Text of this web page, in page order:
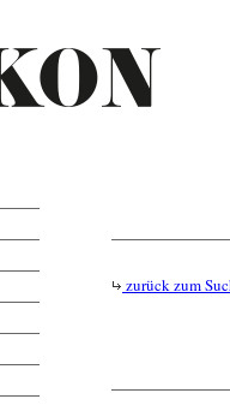
zurück zum